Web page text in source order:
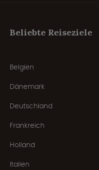
Beliebte Reiseziele
Belgien
Dänemark
Deutschland
Frankreich
Holland
Italien